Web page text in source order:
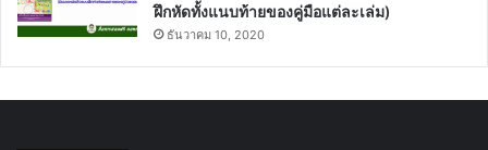
ฝึกหัดทั้งแนบท้ายของคู่มือแต่ละเล่ม)
ธันวาคม 10, 2020